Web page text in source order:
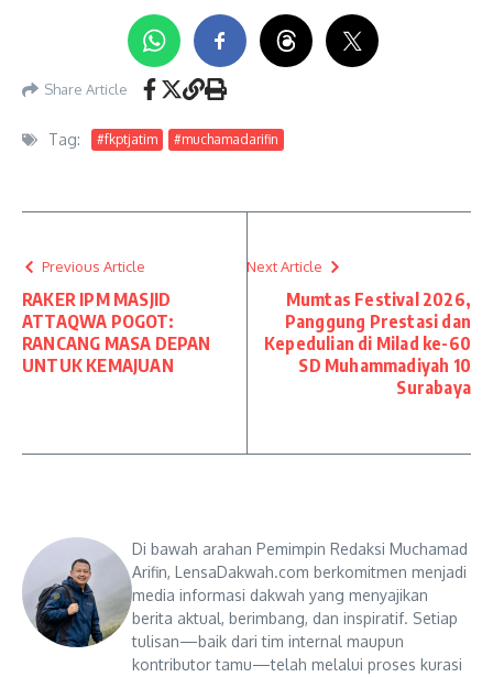
Share Article
Tag: #fkptjatim #muchamadarifin
Previous Article
RAKER IPM MASJID
ATTAQWA POGOT:
RANCANG MASA DEPAN
UNTUK KEMAJUAN
Next Article
Mumtas Festival 2026,
Panggung Prestasi dan
Kepedulian di Milad ke-60
SD Muhammadiyah 10
Surabaya
Di bawah arahan Pemimpin Redaksi Muchamad
Arifin, LensaDakwah.com berkomitmen menjadi
media informasi dakwah yang menyajikan
berita aktual, berimbang, dan inspiratif. Setiap
tulisan—baik dari tim internal maupun
kontributor tamu—telah melalui proses kurasi